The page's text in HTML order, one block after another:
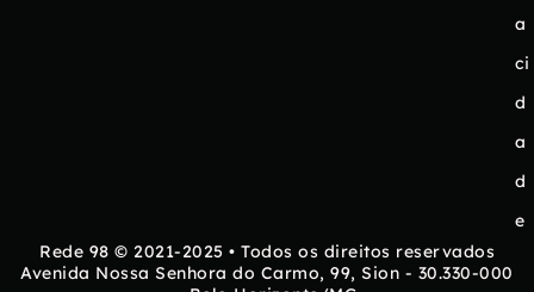
a
ci
d
a
d
e
Rede 98 © 2021-2025 • Todos os direitos reservados
Avenida Nossa Senhora do Carmo, 99, Sion - 30.330-000